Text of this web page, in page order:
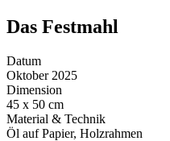
Das Festmahl
Datum
Oktober 2025
Dimension
45 x 50 cm
Material & Technik
Öl auf Papier, Holzrahmen